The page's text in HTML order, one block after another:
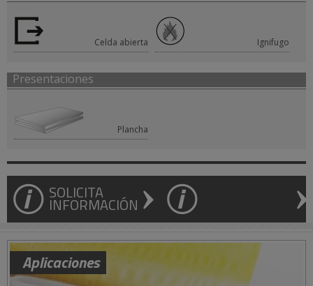
Celda abierta Ignifugo
Presentaciones
Plancha
SOLICITA
INFORMACIÓN
Aplicaciones